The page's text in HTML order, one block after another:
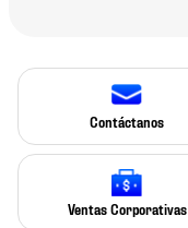
Contáctanos
Ventas Corporativas